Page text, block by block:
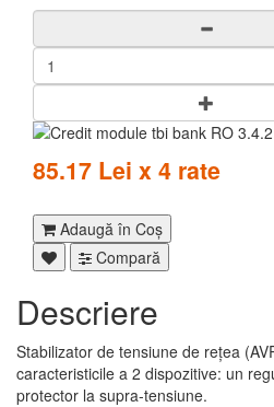
85.17 Lei x 4 rate
Adaugă în Coş
Compară
Descriere
Stabilizator de tensiune de rețea
caracteristicile a 2 dispozitive: un
protector la supra-tensiune.